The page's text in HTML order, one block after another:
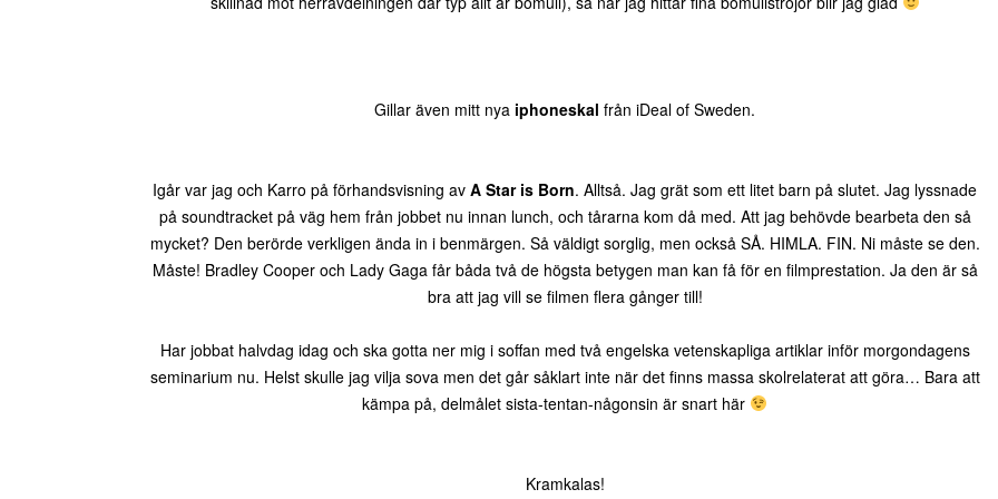
Gillar även mitt nya iphoneskal från iDeal of Sweden.
Igår var jag och Karro på förhandsvisning av A Star is Born. Alltså. Jag grät som ett litet barn på slutet. Jag lyssnade
på soundtracket på väg hem från jobbet nu innan lunch, och tårarna kom då med. Att jag behövde bearbeta den så
mycket? Den berörde verkligen ända in i benmärgen. Så väldigt sorglig, men också SÅ. HIMLA. FIN. Ni måste se den.
Måste! Bradley Cooper och Lady Gaga får båda två de högsta betygen man kan få för en filmprestation. Ja den är så
bra att jag vill se filmen flera gånger till!
Har jobbat halvdag idag och ska gotta ner mig i soffan med två engelska vetenskapliga artiklar inför morgondagens
seminarium nu. Helst skulle jag vilja sova men det går såklart inte när det finns massa skolrelaterat att göra… Bara att
kämpa på, delmålet sista-tentan-någonsin är snart här
Kramkalas!